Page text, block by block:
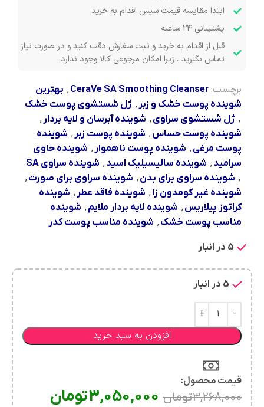
ابتدا مقایسه قیمت سپس اقدام به خرید
پشتیبانی ۲۴ ساعته
قبل از اقدام به خرید و ثبت سفارش دقت کنید و در صورت نیاز
تماس بگیرید ، زیرا امکان مرجوعی کالا وجود ندارد.
برچسب: CeraVe SA Smoothing Cleanser
, بهترین
شوینده پوست خشک و زبر , ژل شستشوی پوست خشک
, ژل شستشوی سراوی, شوینده آبرسان و لایه بردار ,
شوینده پوست حساس, شوینده پوست زبر , شوینده
پوست مرغی, شوینده پوست ناهموار , شوینده حاوی
سرامید, شوینده سالیسیلیک اسید, شوینده سراوی SA
, شوینده سراوی برای بدن, شوینده سراوی برای صورت,
شوینده غیر کومدون زا, شوینده فاقد عطر , شوینده
کراتوز پیلاریس, شوینده لایه بردار ملایم, شوینده
مناسب پوست خشک, شوینده مناسب پوست کدر
5 در انبار
5 در انبار
افزودن به سبد خرید
قیمت محصول:​
3,268,000تومان 3,050,000تومان